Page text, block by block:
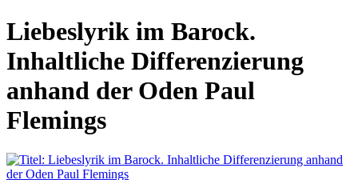
Liebeslyrik im Barock.
Inhaltliche Differenzierung
anhand der Oden Paul
Flemings